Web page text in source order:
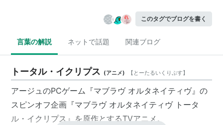
このタグでブログを書く
言葉の解説 ネットで話題 関連ブログ
トータル・イクリプス (アニメ) 【 とーたるいくりぷす】
アージュのPCゲーム『マブラヴ オルタネイティヴ』の
スピンオフ企画『マブラヴ オルタネイティヴ トータ
ル・イクリプス』を原作とするTVアニメ。